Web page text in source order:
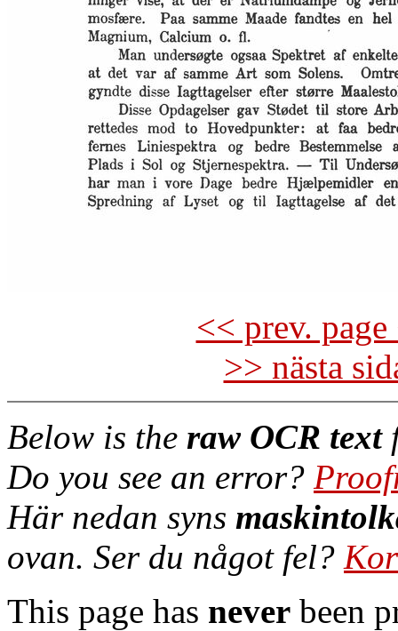
<< prev.
>> nästa
Below is the raw OCR text
Do you see an error?
Här nedan syns
ovan. Ser du något fel?
This page has never been